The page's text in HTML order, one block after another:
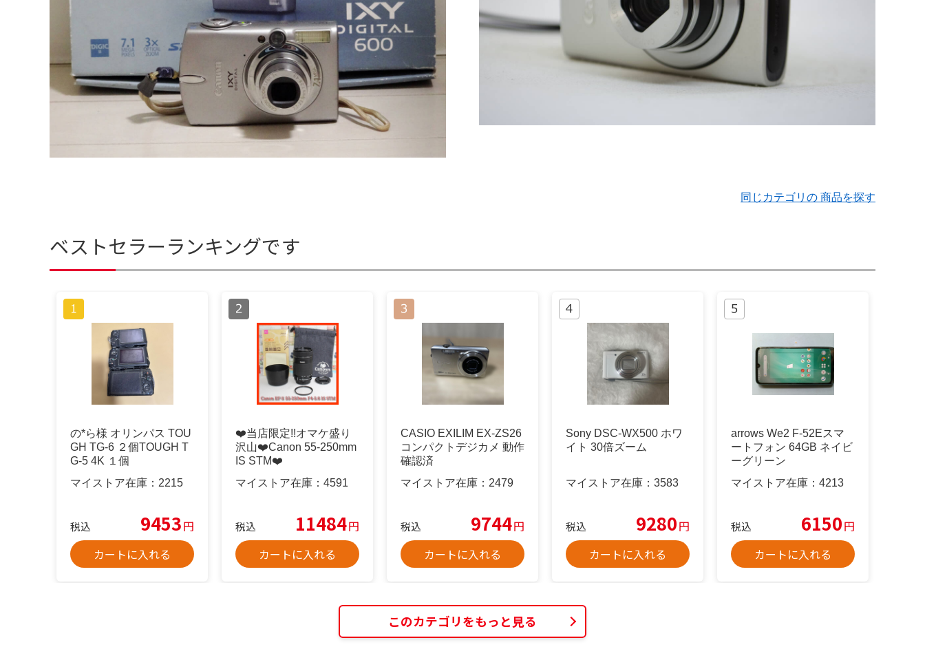
同じカテゴリの 商品を探す
ベストセラーランキングです
の*ら様 オリンパス TOU
GH TG-6 ２個TOUGH T
G-5 4K １個
マイストア在庫： 2215
税込 9453円
カートに入れる
❤️当店限定!!オマケ盛り
沢山❤️Canon 55-250mm
IS STM❤️
マイストア在庫： 4591
税込 11484円
カートに入れる
CASIO EXILIM EX-ZS26
コンパクトデジカメ 動作
確認済
マイストア在庫： 2479
税込 9744円
カートに入れる
Sony DSC-WX500 ホワ
イト 30倍ズーム
マイストア在庫： 3583
税込 9280円
カートに入れる
arrows We2 F-52Eスマ
ートフォン 64GB ネイビ
ーグリーン
マイストア在庫： 4213
税込 6150円
カートに入れる
このカテゴリをもっと見る